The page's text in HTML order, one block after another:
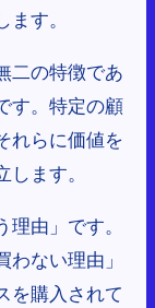
す。
二の特徴であ
す。特定の顧
れらに価値を
ます。
由」です。
ない理由」
を購入されて